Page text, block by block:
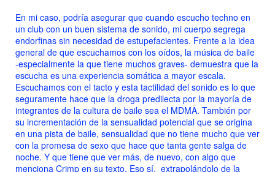
En mi caso, podría asegurar que cuando escucho techno en
un club con un buen sistema de sonido, mi cuerpo segrega
endorfinas sin necesidad de estupefacientes. Frente a la idea
general de que escuchamos con los oídos, la música de baile
-especialmente la que tiene muchos graves- demuestra que la
escucha es una experiencia somática a mayor escala.
Escuchamos con el tacto y esta tactilidad del sonido es lo que
seguramente hace que la droga predilecta por la mayoría de
integrantes de la cultura de baile sea el MDMA. También por
su incrementación de la sensualidad potencial que se origina
en una pista de baile, sensualidad que no tiene mucho que ver
con la promesa de sexo que hace que tanta gente salga de
noche. Y que tiene que ver más, de nuevo, con algo que
menciona Crimp en su texto. Eso sí, extrapolándolo de la